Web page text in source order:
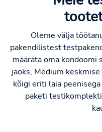
Oleme välja
pakendilistest
määrata oma kondoomi
jaoks, Medium
kõigi eriti laia
paketi